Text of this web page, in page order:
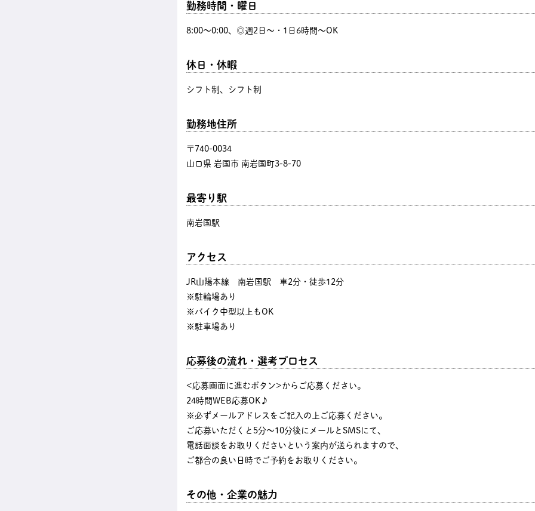
勤務時間・曜日
8:00〜0:00、◎週2日～・1日6時間～OK
休日・休暇
シフト制、シフト制
勤務地住所
〒740-0034
山口県 岩国市 南岩国町3-8-70
最寄り駅
南岩国駅
アクセス
JR山陽本線 南岩国駅 車2分・徒歩12分
※駐輪場あり
※バイク中型以上もOK
※駐車場あり
応募後の流れ・選考プロセス
<応募画面に進むボタン>からご応募ください。
24時間WEB応募OK♪
※必ずメールアドレスをご記入の上ご応募ください。
ご応募いただくと5分～10分後にメールとSMSにて、
電話面談をお取りくださいという案内が送られますので、
ご都合の良い日時でご予約をお取りください。
その他・企業の魅力